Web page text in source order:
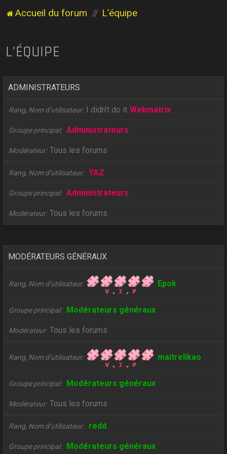
Accueil du forum L’équipe
L’ÉQUIPE
ADMINISTRATEURS
Rang, Nom d’utilisateur I didn't do it Webmatrix
Groupe principal Administrateurs
Modérateur Tous les forums
Rang, Nom d’utilisateur YAZ
Groupe principal Administrateurs
Modérateur Tous les forums
MODÉRATEURS GÉNÉRAUX
Rang, Nom d’utilisateur Epok
Groupe principal Modérateurs généraux
Modérateur Tous les forums
Rang, Nom d’utilisateur maitrelikao
Groupe principal Modérateurs généraux
Modérateur Tous les forums
Rang, Nom d’utilisateur redd
Groupe principal Modérateurs généraux